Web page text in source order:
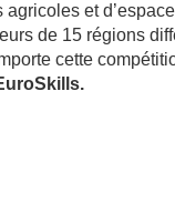
et
de 15 régions
cette